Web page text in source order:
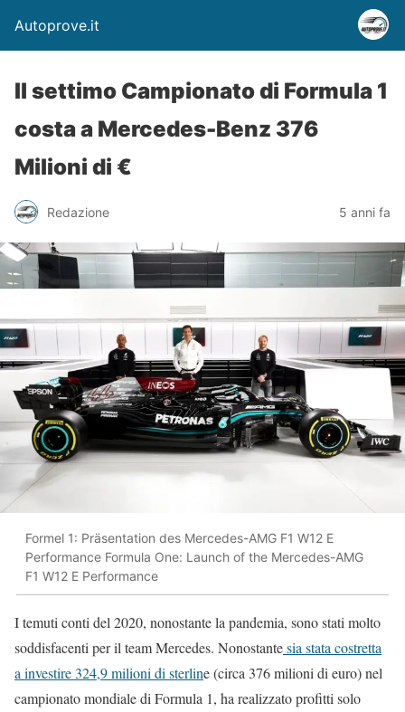
Autoprove.it
Il settimo Campionato di Formula 1
costa a Mercedes-Benz 376
Milioni di €
Redazione 5 anni fa
Formel 1: Präsentation des Mercedes-AMG F1 W12 E
Performance Formula One: Launch of the Mercedes-AMG
F1 W12 E Performance
I temuti conti del 2020, nonostante la pandemia, sono stati molto
soddisfacenti per il team Mercedes. Nonostantesia stata costretta
a investire 324,9 milioni di sterline (circa 376 milioni di euro) nel
campionato mondiale di Formula 1, ha realizzato profitti solo